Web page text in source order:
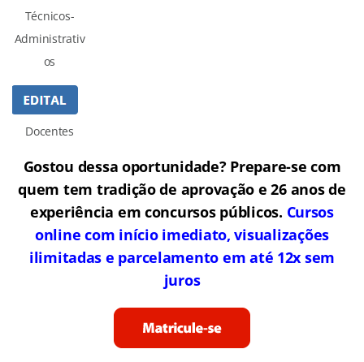
Técnicos-
Administrativ
os
Docentes
Gostou dessa oportunidade? Prepare-se com
quem tem tradição de aprovação e 26 anos de
experiência em concursos públicos. Cursos
online com início imediato, visualizações
ilimitadas e parcelamento em até 12x sem
juros